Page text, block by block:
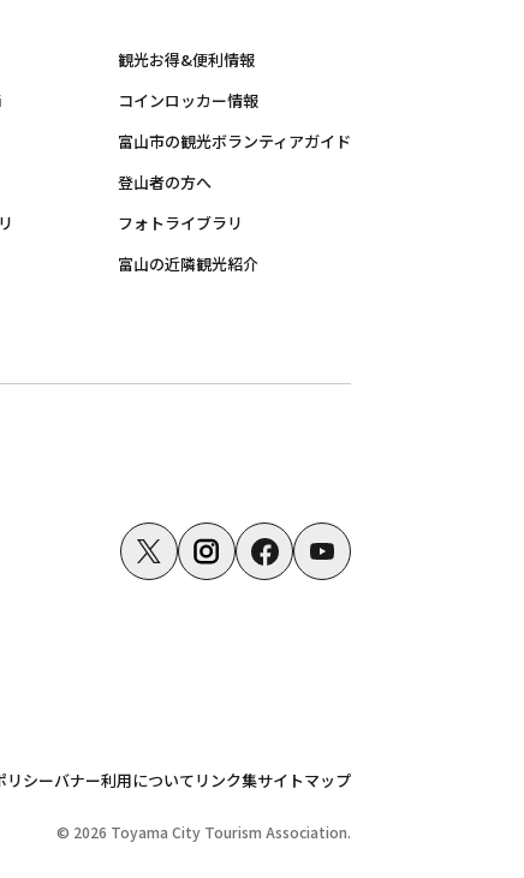
観光お得&便利情報
コインロッカー情報
富山市の観光ボランティアガイド
登山者の方へ
フォトライブラリ
富山の近隣観光紹介
リシーバナー利用についてリンク集サイトマップ
© 2026 Toyama City Tourism Association.